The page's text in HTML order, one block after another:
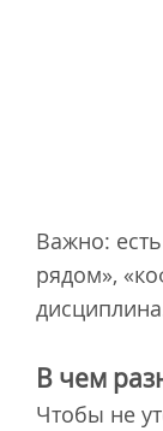
Важно:
рядом»,
В чем
Чтобы не